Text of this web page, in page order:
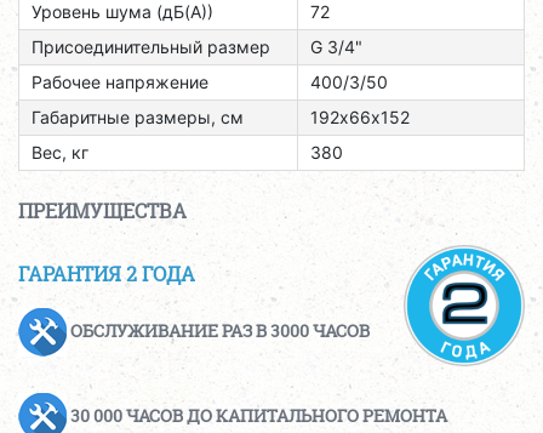
Уровень шума (дБ(А))
72
Присоединительный размер
G 3/4"
Рабочее напряжение
400/3/50
Габаритные размеры, см
192х66х152
Вес, кг
380
ПРЕИМУЩЕСТВА
ГАРАНТИЯ 2 ГОДА
ОБСЛУЖИВАНИЕ РАЗ В 3000 ЧАСОВ
30 000 ЧАСОВ ДО КАПИТАЛЬНОГО РЕМОНТА